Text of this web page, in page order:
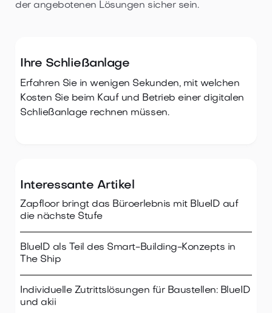
der angebotenen Lösungen sicher sein.
Ihre Schließanlage
Erfahren Sie in wenigen Sekunden, mit welchen
Kosten Sie beim Kauf und Betrieb einer digitalen
Schließanlage rechnen müssen.
Interessante Artikel
Zapfloor bringt das Büroerlebnis mit BlueID auf
die nächste Stufe
BlueID als Teil des Smart-Building-Konzepts in
The Ship
Individuelle Zutrittslösungen für Baustellen: BlueID
und akii